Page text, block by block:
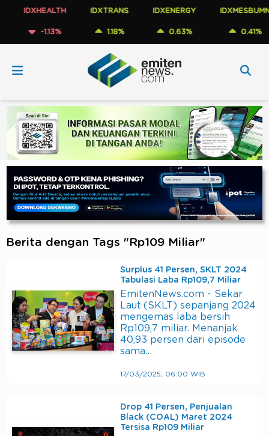
IDXHEALTH
-1.13%
IDXTRANS
1.18%
IDXENERGY
0.63%
IDXMESBUMN
0.41%
Berita dengan Tags "Rp109 Miliar"
Surplus 41 Persen, SKLT 2024
Tabulasi Laba Rp109,7 Miliar
EmitenNews.com - Sekar
Laut (SKLT) sepanjang 2024
mengemas laba bersih
Rp109,7 miliar. Menanjak
40,93 persen dari episode
sama…
17/03/2025, 06:00 WIB
Drop 41 Persen, Penjualan
Black (COAL) Maret 2024
Tersisa Rp109 Miliar